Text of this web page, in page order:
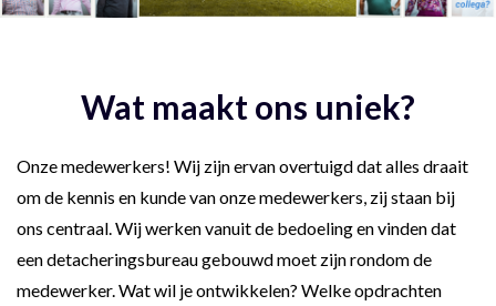
Wat maakt ons uniek?
Onze medewerkers! Wij zijn ervan overtuigd dat alles draait
om de kennis en kunde van onze medewerkers, zij staan bij
ons centraal. Wij werken vanuit de bedoeling en vinden dat
een detacheringsbureau gebouwd moet zijn rondom de
medewerker. Wat wil je ontwikkelen? Welke opdrachten